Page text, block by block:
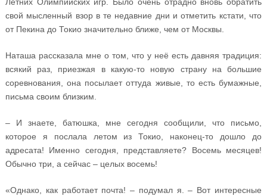
свой мысленный взор в те недавние дни и отметить кстати, что
от Пекина до Токио значительно ближе, чем от Москвы.
Наташа рассказала мне о том, что у неё есть давняя традиция:
всякий раз, приезжая в какую-то новую страну на большие
соревнования, она посылает оттуда живые, то есть бумажные,
письма своим близким.
– И знаете, батюшка, мне сегодня сообщили, что письмо,
которое я послала летом из Токио, наконец-то дошло до
адресата! Именно сегодня, представляете? Восемь месяцев!
Обычно три, а сейчас – целых восемь!
«Однако, как работает почта! – подумал я. – Вот интересные